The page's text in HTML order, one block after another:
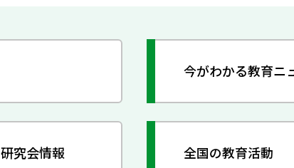
今がわかる教育ニ
研究会情報 全国の教育活動